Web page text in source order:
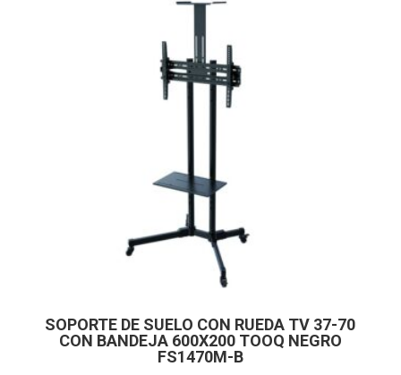
SOPORTE DE SUELO CON RUEDA TV 37-70
CON BANDEJA 600X200 TOOQ NEGRO
FS1470M-B